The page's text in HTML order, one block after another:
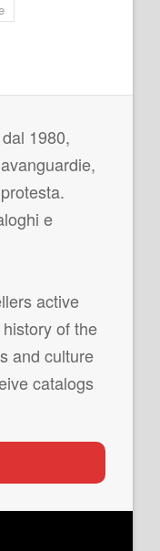
1980,
e
active
of the
and culture
catalogs